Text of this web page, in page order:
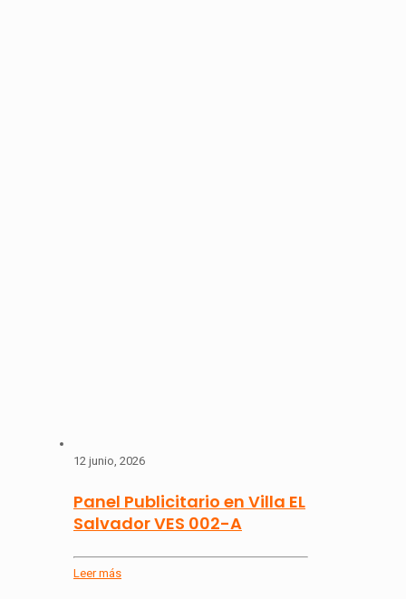
12 junio, 2026
Panel Publicitario en Villa EL
Salvador VES 002-A
Leer más